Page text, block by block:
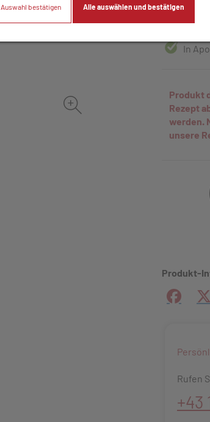
In
Produkt
Rezept
werden.
unsere
Produkt-
Facebook
Rufen
+43
Auswahl bestätigen Alle auswählen und bestätigen